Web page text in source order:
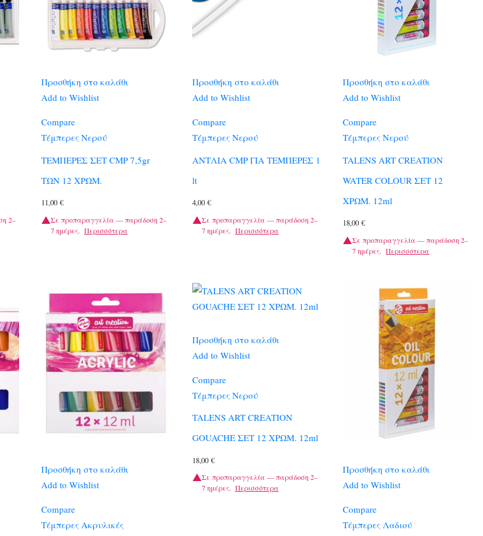
2–
Προσθήκη στο καλάθι
Add to Wishlist
Compare
Τέμπερες Νερού
ΤΕΜΠΕΡΕΣ ΣΕΤ CMP 7,5gr
ΤΩΝ 12 ΧΡΩΜ.
11,00 €
Σε προπαραγγελία — παράδοση 2–
7 ημέρες. Περισσότερα
Προσθήκη στο καλάθι
Add to Wishlist
Compare
Τέμπερες Νερού
ΑΝΤΛΙΑ CMP ΓΙΑ ΤΕΜΠΕΡΕΣ 1
lt
4,00 €
Σε προπαραγγελία — παράδοση 2–
7 ημέρες. Περισσότερα
Προσθήκη στο καλάθι
Add to Wishlist
Compare
Τέμπερες Νερού
TALENS ART CREATION
WATER COLOUR ΣΕΤ 12
ΧΡΩΜ. 12ml
18,00€
Σε προπαραγγελία — παράδοση 2–
7 ημέρες. Περισσότερα
Προσθήκη στο καλάθι
Add to Wishlist
Compare
Τέμπερες Ακρυλικές
Προσθήκη στο καλάθι
Add to Wishlist
Compare
Τέμπερες Νερού
TALENS ART CREATION
GOUACHE ΣΕΤ 12 ΧΡΩΜ. 12ml
18,00 €
Σε προπαραγγελία — παράδοση 2–
7 ημέρες. Περισσότερα
Προσθήκη στο καλάθι
Add to Wishlist
Compare
Τέμπερες Λαδιού